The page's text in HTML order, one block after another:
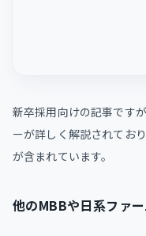
新卒採用向けの記事です
ーが詳しく解説されてお
が含まれています。
他のMBBや日系ファ